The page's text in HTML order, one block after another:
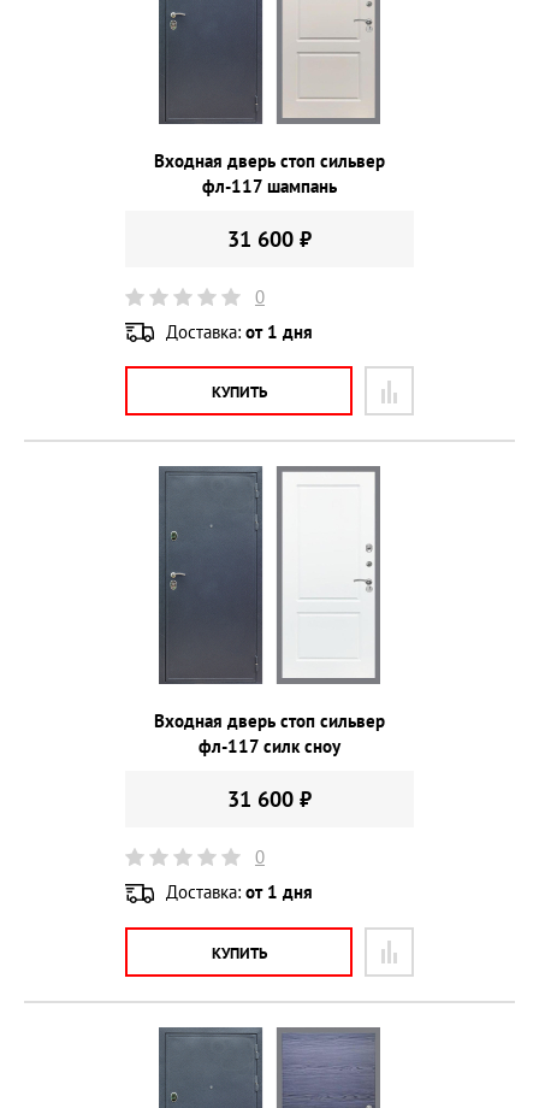
Входная дверь стоп сильвер
фл-117 шампань
31 600 ₽
0
Доставка: от 1 дня
КУПИТЬ
Входная дверь стоп сильвер
фл-117 силк сноу
31 600 ₽
0
Доставка: от 1 дня
КУПИТЬ